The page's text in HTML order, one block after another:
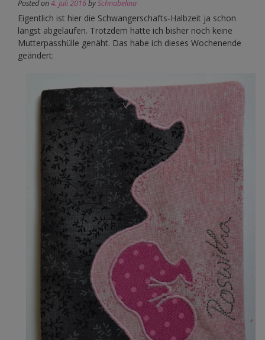
Posted on4. Juli 2016bySchnabelina
Eigentlich ist hier die Schwangerschafts-Halbzeit ja schon
längst abgelaufen. Trotzdem hatte ich bisher noch keine
Mutterpasshülle genäht. Das habe ich dieses Wochenende
geändert: